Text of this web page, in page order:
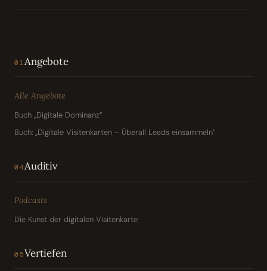
01 Angebote
Alle Angebote
Buch „Digitale Dominanz“
Buch: „Digitale Visitenkarten – Überall Leads einsammeln“
04Auditiv
Podcasts
Die Kunst der digitalen Visitenkarte
05Vertiefen